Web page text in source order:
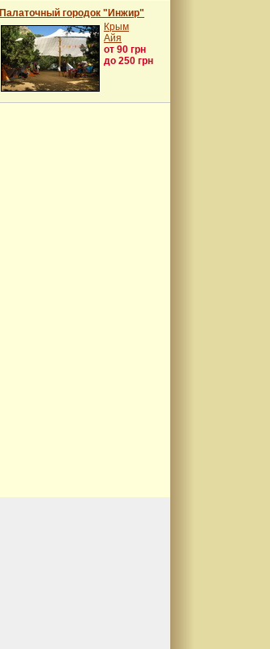
Палаточный городок "Инжир"
Крым
Айя
от 90 грн
до 250 грн